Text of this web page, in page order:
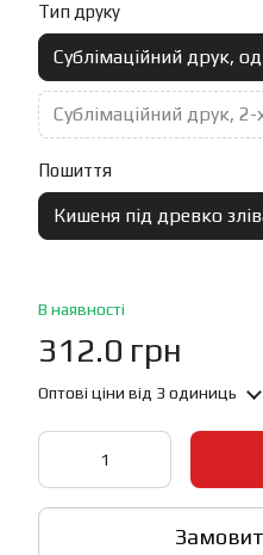
Тип друку
Сублімаційний друк,
Сублімаційний друк, 2-
Пошиття
Кишеня під древко
В наявності
312.0 грн
Оптові ціни від 3 одиниць